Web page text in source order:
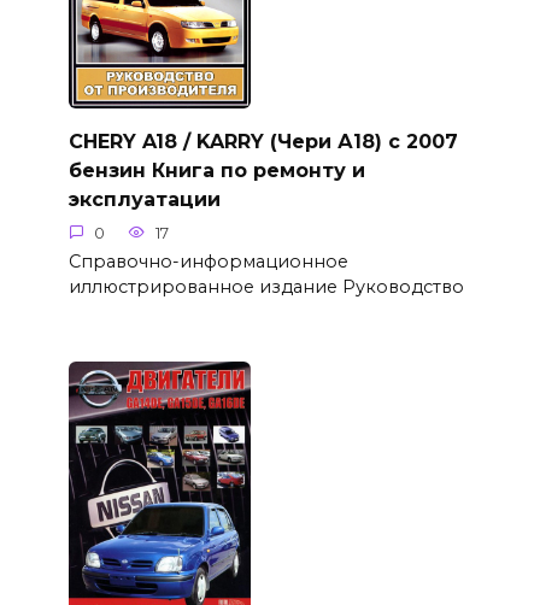
CHERY A18 / KARRY (Чери А18) с 2007
бензин Книга по ремонту и
эксплуатации
0 17
Справочно-информационное
иллюстрированное издание Руководство